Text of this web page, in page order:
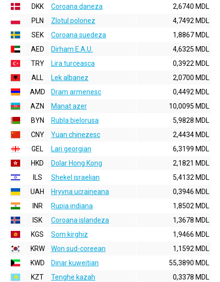
DKK
Coroana daneza
2,6740 MDL
PLN
Zlotul polonez
4,7492 MDL
SEK
Coroana suedeza
1,8867 MDL
AED
Dirham E.A.U.
4,6325 MDL
TRY
Lira turceasca
0,3922 MDL
ALL
Lek albanez
2,0700 MDL
AMD
Dram armenesc
0,4492 MDL
AZN
Manat azer
10,0095 MDL
BYN
Rubla bielorusa
5,9828 MDL
CNY
Yuan chinezesc
2,4434 MDL
GEL
Lari georgian
6,3199 MDL
HKD
Dolar Hong Kong
2,1821 MDL
ILS
Shekel israelian
5,4132 MDL
UAH
Hryvna ucraineana
0,3946 MDL
INR
Rupia indiana
1,8502 MDL
ISK
Coroana islandeza
1,3678 MDL
KGS
Som kirghiz
1,9466 MDL
KRW
Won sud-coreean
1,1592 MDL
KWD
Dinar kuweitian
55,3890 MDL
KZT
Tenghe kazah
0,3378 MDL